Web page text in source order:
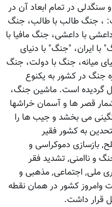
سنگدلى در تمام ابعاد آن در
، جنگ طالب با طالب، جنگ
با داعشى، جنگ مافيا با
با ايران، "جنگ" با دنياى
ميانه، جنگ با دولت، جنگ
جنگ در كشور به يكنوع
گرديده است. ماشين جنگ،
قصر ها و آسمان خراشها
مى بخشد و جيب ها را
به کشور فقیر
بازسازی دموکراسی و
و ناامنی, تشدید فقر
ملی, اجتماعی, مذهبی و
وامروز کشور در همان نقطه
قرار داشت.